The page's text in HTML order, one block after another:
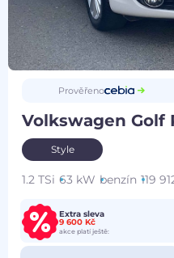
Prověřeno
Volkswagen Golf
Style
1.2 TSi 63 kW benzín 119
Extra sleva
9 600 Kč
akce platí ještě: